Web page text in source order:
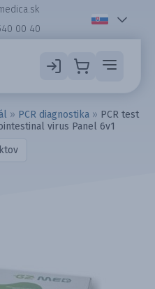
00 40
» PCR diagnostika » PCR test
virus Panel 6v1